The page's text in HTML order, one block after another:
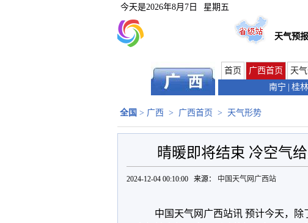
今天是2026年8月7日 星期五
天气预报
首页 广西首页 天
南宁
桂林
全国 > 广西 > 广西首页 > 天气形势
晴暖即将结束 冷空气
2024-12-04 00:10:00 来源： 中国天气网广西站
中国天气网广西站讯 预计今天，